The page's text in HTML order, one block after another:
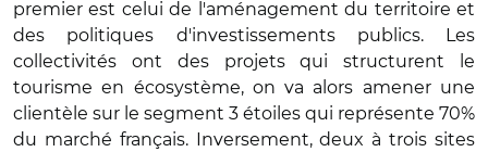
premier est celui de l'aménagement du territoire et
des politiques d'investissements publics. Les
collectivités ont des projets qui structurent le
tourisme en écosystème, on va alors amener une
clientèle sur le segment 3 étoiles qui représente 70%
du marché français. Inversement, deux à trois sites